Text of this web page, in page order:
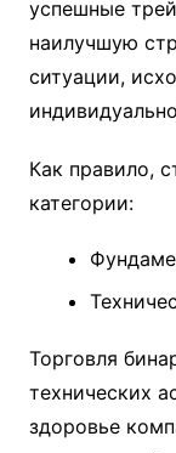
успешные
наилучшую
ситуации,
Как правило,
категории:
Торговля
технических
здоровье